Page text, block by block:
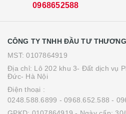
0968652588
CÔNG TY TNHH ĐẦU TƯ
MST: 0107864919
Địa chỉ: Lô 202 khu 3- Đất dịch vụ
Đức- Hà Nội
Điện thoại :
0248.588.6899 - 0968.652.588 -